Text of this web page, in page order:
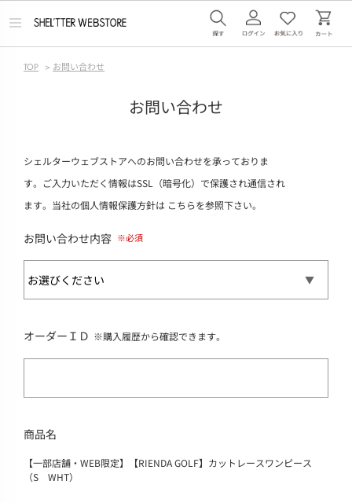
メ
TOP > お問い合わせ
お問い合わせ
シェルターウェブストアへのお問い合わせを承っておりま
す。ご入力いただく情報はSSL（暗号化）で保護され通信され
ます。当社の個人情報保護方針は こちらを参照下さい。
お問い合わせ内容
オーダーＩＤ ※購入履歴から確認できます。
商品名
【一部店舗・WEB限定】【RIENDA GOLF】カットレースワンピース
（S WHT）